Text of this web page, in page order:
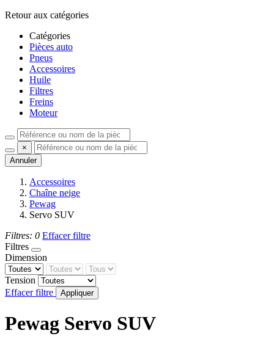
Retour aux catégories
Catégories
Pièces auto
Pneus
Accessoires
Huile
Filtres
Freins
Moteur
×
Annuler
Accessoires
Chaîne neige
Pewag
Servo SUV
Filtres: 0 Effacer filtre
Filtres
Dimension
Tension
Effacer filtre
Appliquer
Pewag Servo SUV